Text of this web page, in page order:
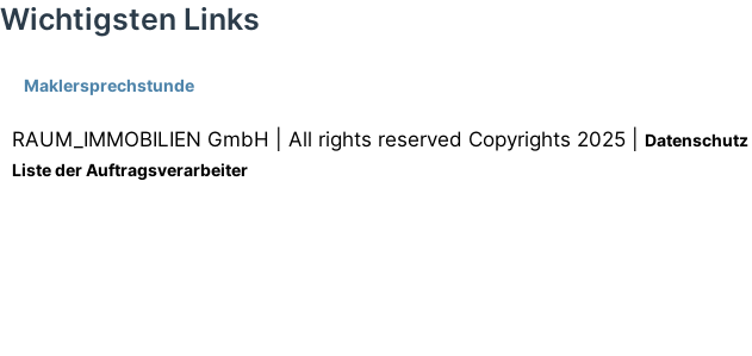
Wichtigsten Links
Maklersprechstunde
RAUM_IMMOBILIEN GmbH | All rights reserved Copyrights 2025 | Datenschutz
Liste der Auftragsverarbeiter